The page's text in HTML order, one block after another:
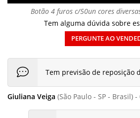
Botão 4 furos c/50un cores
Tem alguma dúvida sobre
PERGUNTE AO
Tem previsão de reposição
Giuliana Veiga (São Paulo - SP - Brasil)